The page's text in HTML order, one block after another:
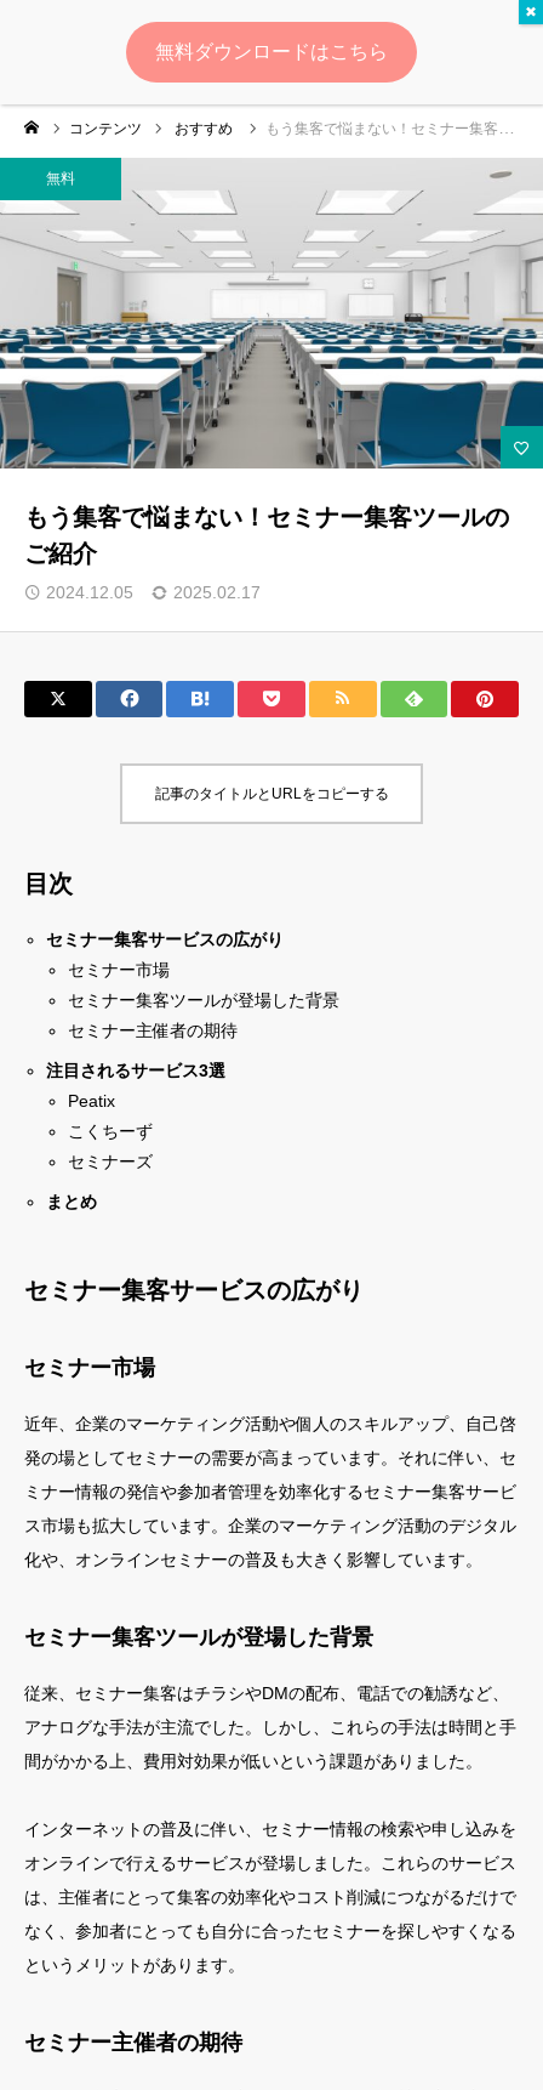
無料
コンテンツ おすすめ もう集客で悩まない！セミナー集客ツールのご紹介
無料
もう集客で悩まない！セミナー集客ツールの
ご紹介
2024.12.05 2025.02.17
記事のタイトルとURLをコピーする
目次
セミナー集客サービスの広がり
セミナー市場
セミナー集客ツールが登場した背景
セミナー主催者の期待
注目されるサービス3選
Peatix
こくちーず
セミナーズ
まとめ
セミナー集客サービスの広がり
セミナー市場
近年、企業のマーケティング活動や個人のスキルアップ、自己啓
発の場としてセミナーの需要が高まっています。それに伴い、セ
ミナー情報の発信や参加者管理を効率化するセミナー集客サービ
ス市場も拡大しています。企業のマーケティング活動のデジタル
化や、オンラインセミナーの普及も大きく影響しています。
セミナー集客ツールが登場した背景
従来、セミナー集客はチラシやDMの配布、電話での勧誘など、
アナログな手法が主流でした。しかし、これらの手法は時間と手
間がかかる上、費用対効果が低いという課題がありました。
インターネットの普及に伴い、セミナー情報の検索や申し込みを
オンラインで行えるサービスが登場しました。これらのサービス
は、主催者にとって集客の効率化やコスト削減につながるだけで
なく、参加者にとっても自分に合ったセミナーを探しやすくなる
というメリットがあります。
セミナー主催者の期待
ログイン 会員登録
ゆいマーケとは？
実績・お客様の声
無料診断
イベント・セミナー情報
コンテンツ
LINEお友達登録
スポンサー登録
サロン会員登録
ログイン
利用規約
よくあるご質問
プライバシーポリシー
運営会社
無料ダウンロードはこちら